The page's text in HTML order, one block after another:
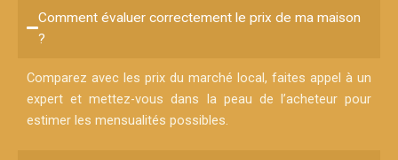
Comment évaluer correctement le prix de ma maison
?
Comparez avec les prix du marché local, faites appel à un
expert et mettez-vous dans la peau de l’acheteur pour
estimer les mensualités possibles.